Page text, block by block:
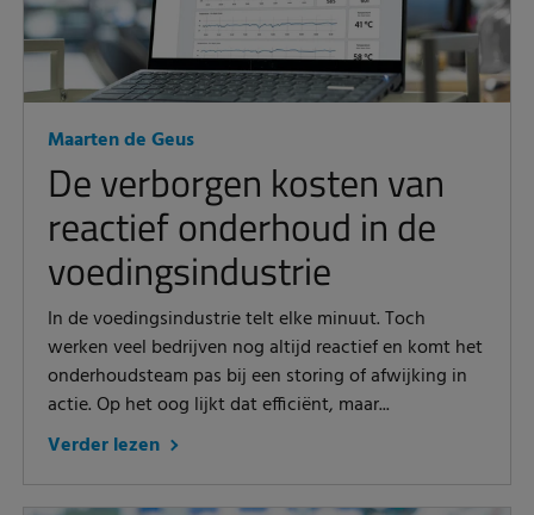
Maarten de Geus
De verborgen kosten van
reactief onderhoud in de
voedingsindustrie
In de voedingsindustrie telt elke minuut. Toch
werken veel bedrijven nog altijd reactief en komt het
onderhoudsteam pas bij een storing of afwijking in
actie. Op het oog lijkt dat efficiënt, maar...
Verder lezen